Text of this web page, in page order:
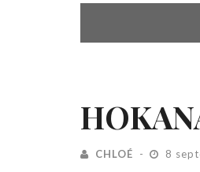
CHLOÉ 8